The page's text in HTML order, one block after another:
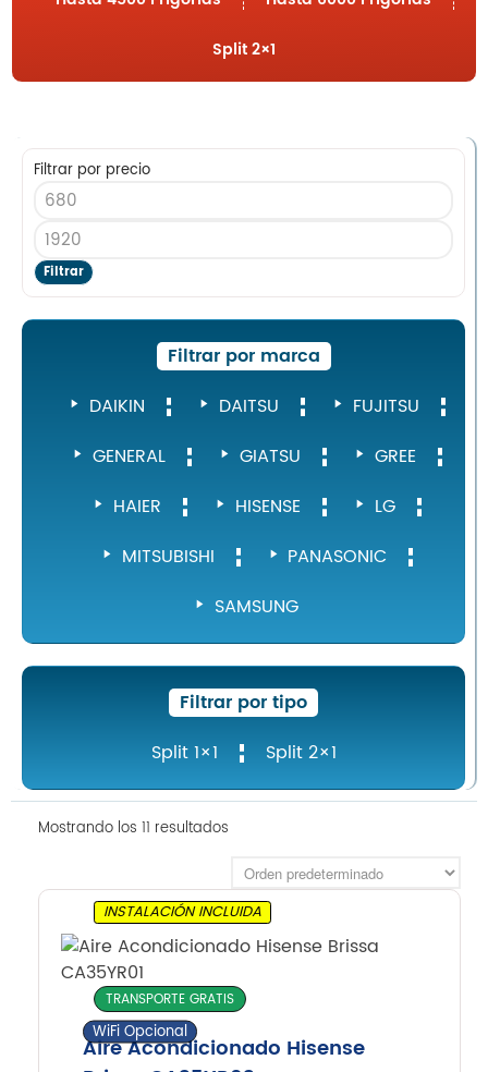
Nosotros
Catálogo de Productos
Nosotros
Contacto
Split 2×1
Filtrar por precio
Filtrar
Filtrar por marca
DAIKIN
DAITSU
FUJITSU
GENERAL
GIATSU
GREE
HAIER
HISENSE
LG
MITSUBISHI
PANASONIC
SAMSUNG
Filtrar por tipo
Split 1×1
Split 2×1
Mostrando los 11 resultados
WiFi Opcional
INSTALACIÓN INCLUIDA
TRANSPORTE GRATIS
Aire Acondicionado Hisense